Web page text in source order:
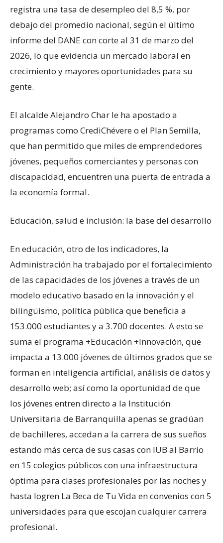
registra una tasa de desempleo del 8,5 %, por
debajo del promedio nacional, según el último
informe del DANE con corte al 31 de marzo del
2026, lo que evidencia un mercado laboral en
crecimiento y mayores oportunidades para su
gente.
El alcalde Alejandro Char le ha apostado a
programas como CrediChévere o el Plan Semilla,
que han permitido que miles de emprendedores
jóvenes, pequeños comerciantes y personas con
discapacidad, encuentren una puerta de entrada a
la economía formal.
Educación, salud e inclusión: la base del desarrollo
En educación, otro de los indicadores, la
Administración ha trabajado por el fortalecimiento
de las capacidades de los jóvenes a través de un
modelo educativo basado en la innovación y el
bilingüismo, política pública que beneficia a
153.000 estudiantes y a 3.700 docentes. A esto se
suma el programa +Educación +Innovación, que
impacta a 13.000 jóvenes de últimos grados que se
forman en inteligencia artificial, análisis de datos y
desarrollo web; así como la oportunidad de que
los jóvenes entren directo a la Institución
Universitaria de Barranquilla apenas se gradúan
de bachilleres, accedan a la carrera de sus sueños
estando más cerca de sus casas con IUB al Barrio
en 15 colegios públicos con una infraestructura
óptima para clases profesionales por las noches y
hasta logren La Beca de Tu Vida en convenios con 5
universidades para que escojan cualquier carrera
profesional.